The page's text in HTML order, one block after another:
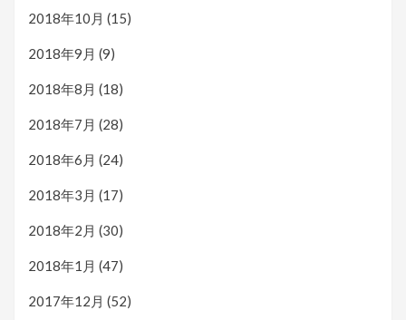
2018年10月 (15)
2018年9月 (9)
2018年8月 (18)
2018年7月 (28)
2018年6月 (24)
2018年3月 (17)
2018年2月 (30)
2018年1月 (47)
2017年12月 (52)